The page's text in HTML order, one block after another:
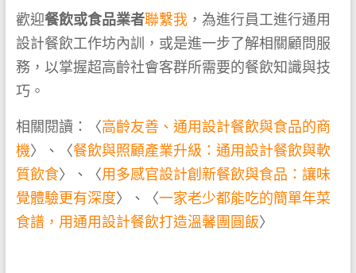
歡迎餐飲或食品業者聯繫我，為進行員工進行通用
設計餐飲工作坊內訓，或是進一步了解相關顧問服
務，以掌握超高齡社會客群所需要的餐飲知識與技
巧。
相關閱讀：〈高齡友善、通用設計餐飲與食品的商
機〉、〈餐飲與照顧產業升級：通用設計餐飲與軟
質飲食〉、〈用多感官設計創新餐飲與食品：讓味
覺體驗更有深度〉、〈一家老少都能吃的簡單年菜
食譜，用通用設計餐飲打造溫馨團圓飯〉